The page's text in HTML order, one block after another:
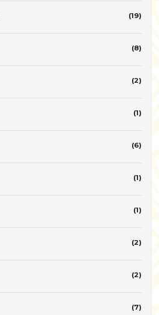
(19)
(8)
(2)
(1)
(6)
(1)
(1)
(2)
(2)
(7)